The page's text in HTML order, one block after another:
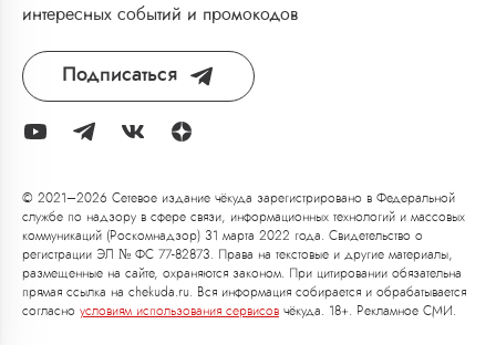
интересных событий и промокодов
Подписаться
© 2021–2026 Сетевое издание чёкуда зарегистрировано в Федеральной
службе по надзору в сфере связи, информационных технологий и массовых
коммуникаций (Роскомнадзор) 31 марта 2022 года. Свидетельство о
регистрации ЭЛ № ФС 77-82873. Права на текстовые и другие материалы,
размещенные на сайте, охраняются законом. При цитировании обязательна
прямая ссылка на chekuda.ru. Вся информация собирается и обрабатывается
согласно условиям использования сервисов чёкуда. 18+. Рекламное СМИ.